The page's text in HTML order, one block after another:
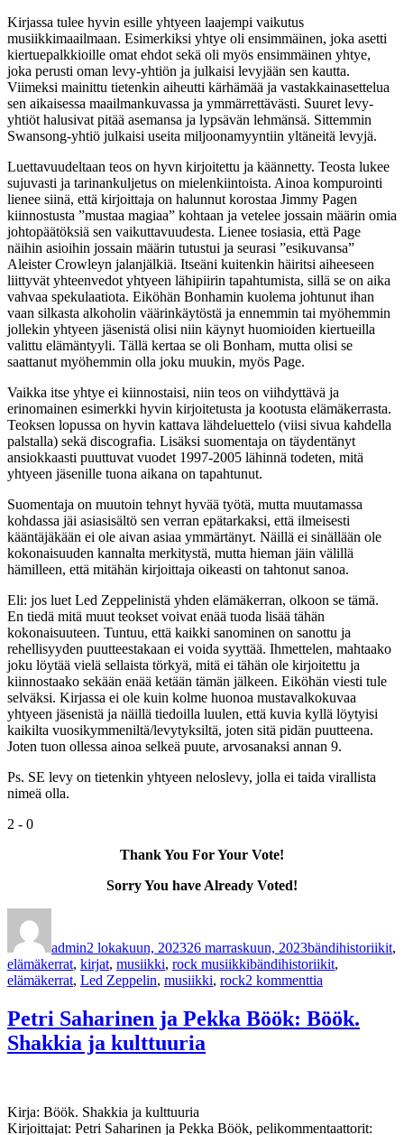
Kirjassa tulee hyvin esille yhtyeen laajempi vaikutus
musiikkimaailmaan. Esimerkiksi yhtye oli ensimmäinen, joka asetti
kiertuepalkkioille omat ehdot sekä oli myös ensimmäinen yhtye,
joka perusti oman levy-yhtiön ja julkaisi levyjään sen kautta.
Viimeksi mainittu tietenkin aiheutti kärhämää ja vastakkainasettelua
sen aikaisessa maailmankuvassa ja ymmärrettävästi. Suuret levy-
yhtiöt halusivat pitää asemansa ja lypsävän lehmänsä. Sittemmin
Swansong-yhtiö julkaisi useita miljoonamyyntiin yltäneitä levyjä.
Luettavuudeltaan teos on hyvn kirjoitettu ja käännetty. Teosta lukee
sujuvasti ja tarinankuljetus on mielenkiintoista. Ainoa kompurointi
lienee siinä, että kirjoittaja on halunnut korostaa Jimmy Pagen
kiinnostusta ”mustaa magiaa” kohtaan ja vetelee jossain määrin omia
johtopäätöksiä sen vaikuttavuudesta. Lienee tosiasia, että Page
näihin asioihin jossain määrin tutustui ja seurasi ”esikuvansa”
Aleister Crowleyn jalanjälkiä. Itseäni kuitenkin häiritsi aiheeseen
liittyvät yhteenvedot yhtyeen lähipiirin tapahtumista, sillä se on aika
vahvaa spekulaatiota. Eiköhän Bonhamin kuolema johtunut ihan
vaan silkasta alkoholin väärinkäytöstä ja ennemmin tai myöhemmin
jollekin yhtyeen jäsenistä olisi niin käynyt huomioiden kiertueilla
valittu elämäntyyli. Tällä kertaa se oli Bonham, mutta olisi se
saattanut myöhemmin olla joku muukin, myös Page.
Vaikka itse yhtye ei kiinnostaisi, niin teos on viihdyttävä ja
erinomainen esimerkki hyvin kirjoitetusta ja kootusta elämäkerrasta.
Teoksen lopussa on hyvin kattava lähdeluettelo (viisi sivua kahdella
palstalla) sekä discografia. Lisäksi suomentaja on täydentänyt
ansiokkaasti puuttuvat vuodet 1997-2005 lähinnä todeten, mitä
yhtyeen jäsenille tuona aikana on tapahtunut.
Suomentaja on muutoin tehnyt hyvää työtä, mutta muutamassa
kohdassa jäi asiasisältö sen verran epätarkaksi, että ilmeisesti
kääntäjäkään ei ole aivan asiaa ymmärtänyt. Näillä ei sinällään ole
kokonaisuuden kannalta merkitystä, mutta hieman jäin välillä
hämilleen, että mitähän kirjoittaja oikeasti on tahtonut sanoa.
Eli: jos luet Led Zeppelinistä yhden elämäkerran, olkoon se tämä.
En tiedä mitä muut teokset voivat enää tuoda lisää tähän
kokonaisuuteen. Tuntuu, että kaikki sanominen on sanottu ja
rehellisyyden puutteestakaan ei voida syyttää. Ihmettelen, mahtaako
joku löytää vielä sellaista törkyä, mitä ei tähän ole kirjoitettu ja
kiinnostaako sekään enää ketään tämän jälkeen. Eiköhän viesti tule
selväksi. Kirjassa ei ole kuin kolme huonoa mustavalkokuvaa
yhtyeen jäsenistä ja näillä tiedoilla luulen, että kuvia kyllä löytyisi
kaikilta vuosikymmeniltä/levytyksiltä, joten sitä pidän puutteena.
Joten tuon ollessa ainoa selkeä puute, arvosanaksi annan 9.
Ps. SE levy on tietenkin yhtyeen neloslevy, jolla ei taida virallista
nimeä olla.
2 - 0
Thank You For Your Vote!
Sorry You have Already Voted!
admin2 lokakuun, 202326 marraskuun, 2023bändihistoriikit,
elämäkerrat, kirjat, musiikki, rock musiikkiAvainsanat
bändihistoriikit,
elämäkerrat, Led Zeppelin, musiikki, rock2 kommenttia
Davis:
Jumalten
Petri Saharinen ja Pekka Böök: Böök.
Shakkia ja kulttuuria
Kirja: Böök. Shakkia ja kulttuuria
Kirjoittajat: Petri Saharinen ja Pekka Böök, pelikommentaattorit: